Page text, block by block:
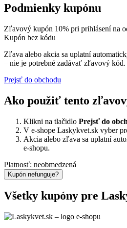
Podmienky kupónu
Zľavový kupón 10% pri prihlásení na
Kupón bez kódu
Zľava alebo akcia sa uplatní
– nie je potrebné zadávať zľavový kód.
Prejsť do obchodu
Ako použiť tento
Klikni na tlačidlo Prejsť do
V e-shope Laskykvet.sk vyber
Akcia alebo zľava sa uplatní
e-shopu.
Platnosť: neobmedzená
Kupón nefunguje?
Všetky kupóny pre